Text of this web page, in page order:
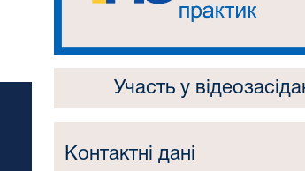
Участь у
Контактні дані